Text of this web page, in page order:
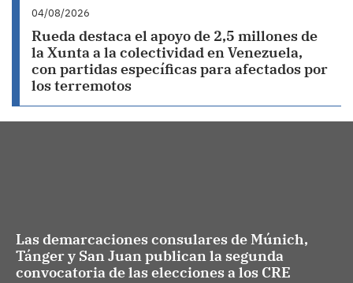
04/08/2026
Rueda destaca el apoyo de 2,5 millones de
la Xunta a la colectividad en Venezuela,
con partidas específicas para afectados por
los terremotos
Las demarcaciones consulares de Múnich,
Tánger y San Juan publican la segunda
convocatoria de las elecciones a los CRE